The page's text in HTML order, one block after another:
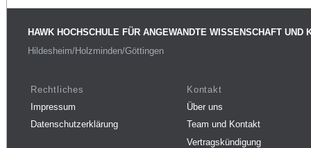
HAWK HOCHSCHULE FÜR ANGEWANDTE WISSENSCHAFT UND
Hildesheim/Holzminden/Göttingen
Rechtliches
Impressum
Datenschutzerklärung
Kontakt
Über uns
Team und Kontakt
Vertragskündigung